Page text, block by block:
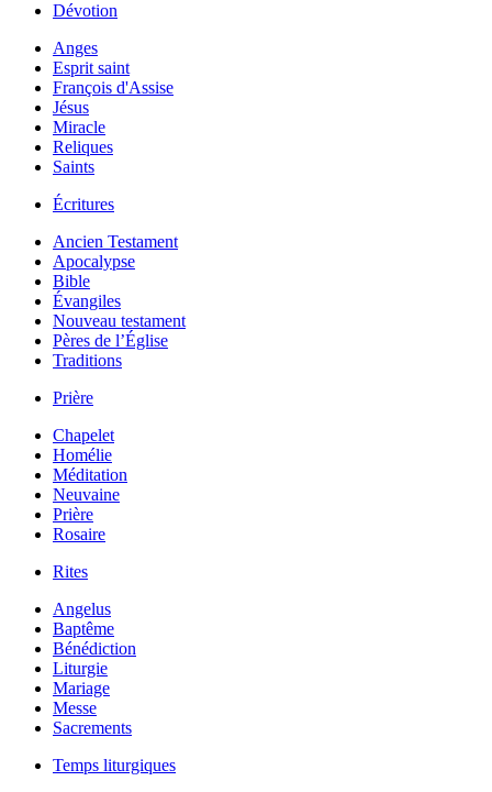
Dévotion
Anges
Esprit saint
François d'Assise
Jésus
Miracle
Reliques
Saints
Écritures
Ancien Testament
Apocalypse
Bible
Évangiles
Nouveau testament
Pères de l’Église
Traditions
Prière
Chapelet
Homélie
Méditation
Neuvaine
Prière
Rosaire
Rites
Angelus
Baptême
Bénédiction
Liturgie
Mariage
Messe
Sacrements
Temps liturgiques